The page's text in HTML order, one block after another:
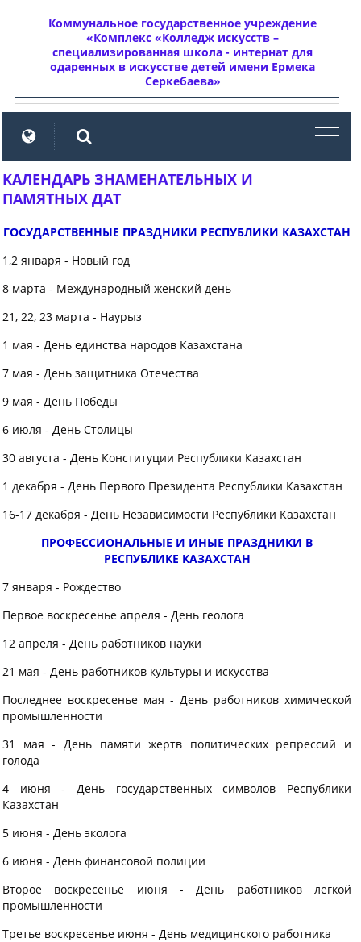
Коммунальное государственное учреждение
«Комплекс «Колледж искусств –
специализированная школа - интернат для
одаренных в искусстве детей имени Ермека
Серкебаева»
КАЛЕНДАРЬ ЗНАМЕНАТЕЛЬНЫХ И
ПАМЯТНЫХ ДАТ
ГОСУДАРСТВЕННЫЕ ПРАЗДНИКИ РЕСПУБЛИКИ КАЗАХСТАН
1,2 января - Новый год
8 марта - Международный женский день
21, 22, 23 марта - Наурыз
1 мая - День единства народов Казахстана
7 мая - День защитника Отечества
9 мая - День Победы
6 июля - День Столицы
30 августа - День Конституции Республики Казахстан
1 декабря - День Первого Президента Республики Казахстан
16-17 декабря - День Независимости Республики Казахстан
ПРОФЕССИОНАЛЬНЫЕ И ИНЫЕ ПРАЗДНИКИ В
РЕСПУБЛИКЕ КАЗАХСТАН
7 января - Рождество
Первое воскресенье апреля - День геолога
12 апреля - День работников науки
21 мая - День работников культуры и искусства
Последнее воскресенье мая - День работников химической
промышленности
31 мая - День памяти жертв политических репрессий и
голода
4 июня - День государственных символов Республики
Казахстан
5 июня - День эколога
6 июня - День финансовой полиции
Второе воскресенье июня - День работников легкой
промышленности
Третье воскресенье июня - День медицинского работника